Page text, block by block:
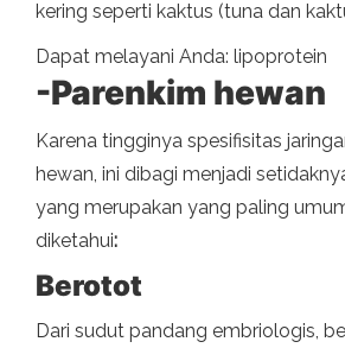
kering seperti kaktus (tuna dan
Dapat melayani Anda: lipoprotein
-Parenkim hewan
Karena tingginya spesifisitas
hewan, ini dibagi menjadi
yang merupakan yang paling
diketahui:
Berotot
Dari sudut pandang embriologis,